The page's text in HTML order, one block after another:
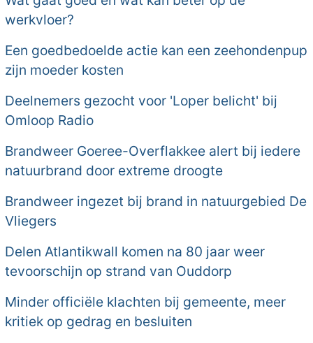
werkvloer?
Een goedbedoelde actie kan een zeehondenpup
zijn moeder kosten
Deelnemers gezocht voor 'Loper belicht' bij
Omloop Radio
Brandweer Goeree-Overflakkee alert bij iedere
natuurbrand door extreme droogte
Brandweer ingezet bij brand in natuurgebied De
Vliegers
Delen Atlantikwall komen na 80 jaar weer
tevoorschijn op strand van Ouddorp
Minder officiële klachten bij gemeente, meer
kritiek op gedrag en besluiten